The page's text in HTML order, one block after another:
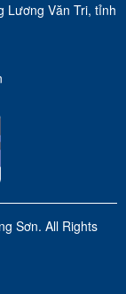
Lương Văn Tri, tỉnh
Sơn. All Rights